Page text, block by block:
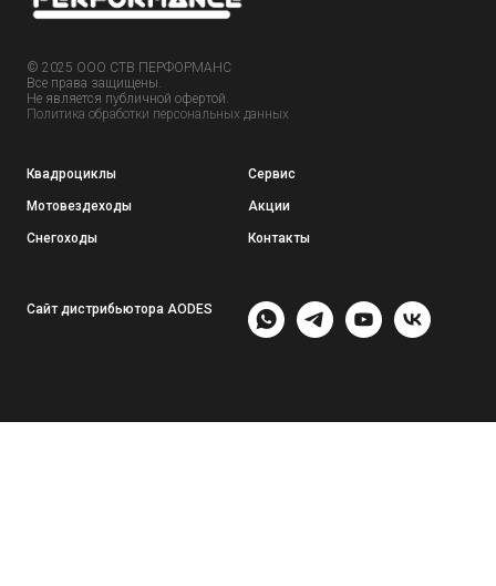
© 2025 ООО СТВ ПЕРФОРМАНС
Все права защищены.
Не является публичной офертой.
Политика обработки персональных данных
Квадроциклы
Мотовездеходы
Снегоходы
Сервис
Акции
Контакты
Сайт дистрибьютора AODES